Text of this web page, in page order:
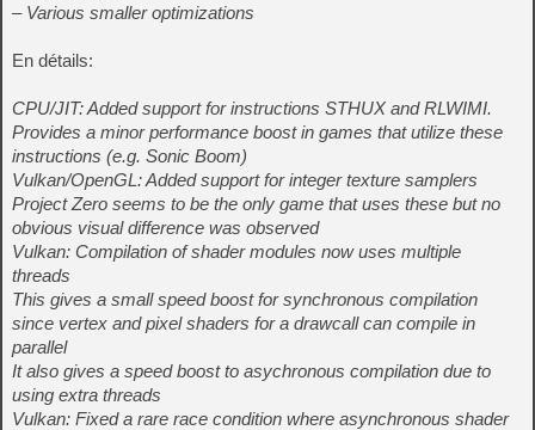
– Various smaller optimizations
En détails:
CPU/JIT: Added support for instructions STHUX and RLWIMI.
Provides a minor performance boost in games that utilize these
instructions (e.g. Sonic Boom)
Vulkan/OpenGL: Added support for integer texture samplers
Project Zero seems to be the only game that uses these but no
obvious visual difference was observed
Vulkan: Compilation of shader modules now uses multiple
threads
This gives a small speed boost for synchronous compilation
since vertex and pixel shaders for a drawcall can compile in
parallel
It also gives a speed boost to asychronous compilation due to
using extra threads
Vulkan: Fixed a rare race condition where asynchronous shader